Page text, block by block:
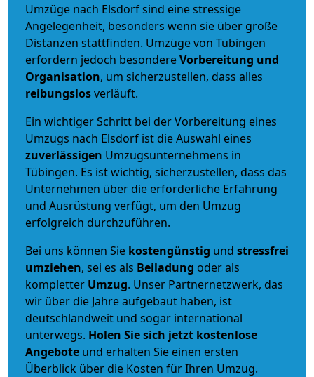
Umzüge nach Elsdorf sind eine stressige
Angelegenheit, besonders wenn sie über große
Distanzen stattfinden. Umzüge von Tübingen
erfordern jedoch besondereVorbereitung und
Organisation, um sicherzustellen, dass alles
reibungslosverläuft.
Ein wichtiger Schritt bei der Vorbereitung eines
Umzugs nach Elsdorf ist die Auswahl eines
zuverlässigen Umzugsunternehmens in
Tübingen. Es ist wichtig, sicherzustellen, dass das
Unternehmen über die erforderliche Erfahrung
und Ausrüstung verfügt, um den Umzug
erfolgreich durchzuführen.
Bei uns können Sie kostengünstig und stressfrei
umziehen, sei es als Beiladung oder als
kompletter Umzug. Unser Partnernetzwerk, das
wir über die Jahre aufgebaut haben, ist
deutschlandweit und sogar international
unterwegs. Holen Sie sich jetzt kostenlose
Angebote und erhalten Sie einen ersten
Überblick über die Kosten für Ihren Umzug.